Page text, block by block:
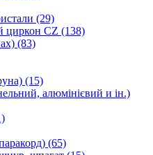
(29)
циркон CZ (138)
(83)
(15)
алюмінієвий и ін.)
(65)